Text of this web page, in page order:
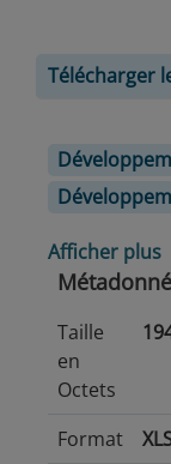
Télécharger
Afficher plus
Taille
en
Octets
Format